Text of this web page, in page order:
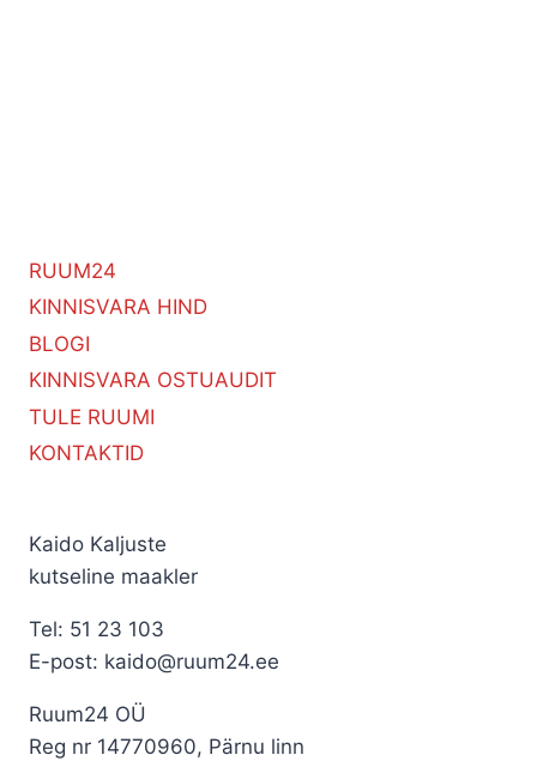
RUUM24
KINNISVARA HIND
BLOGI
KINNISVARA OSTUAUDIT
TULE RUUMI
KONTAKTID
Kaido Kaljuste
kutseline maakler
Tel: 51 23 103
E-post: kaido@ruum24.ee
Ruum24 OÜ
Reg nr 14770960, Pärnu linn